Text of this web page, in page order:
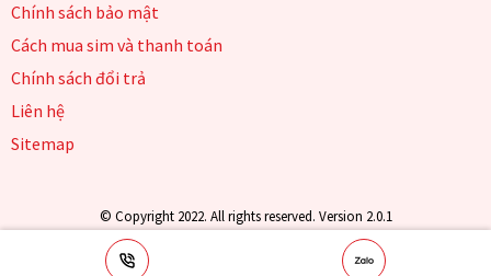
Chính sách bảo mật
Cách mua sim và thanh toán
Chính sách đổi trả
Liên hệ
Sitemap
© Copyright 2022. All rights reserved. Version 2.0.1